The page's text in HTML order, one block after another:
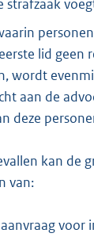
strafzaak
lid geen
wordt
aan de
deze
kan de
van:
voor